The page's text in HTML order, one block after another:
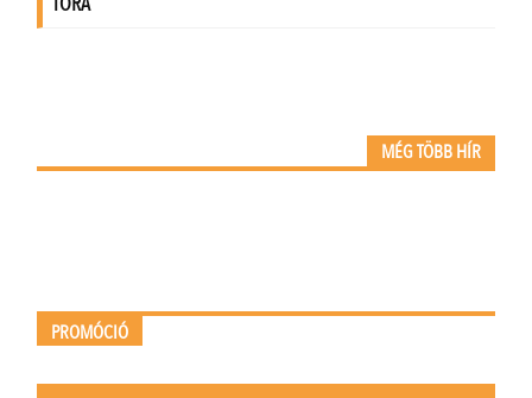
MÉG TÖBB HÍR
PROMÓCIÓ